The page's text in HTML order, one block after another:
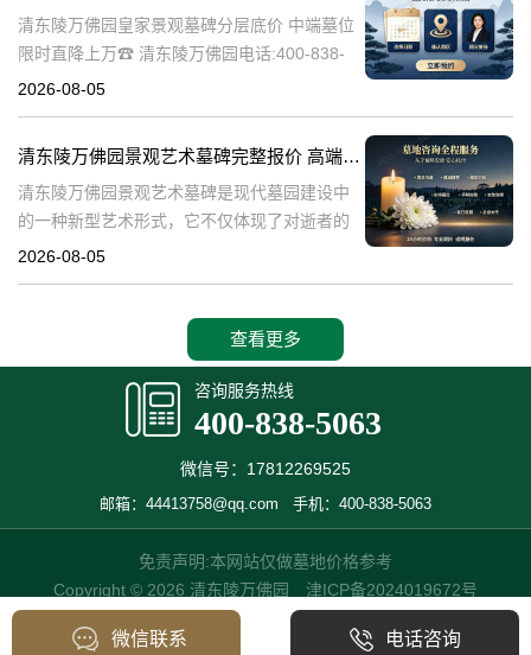
清东陵万佛园皇家景观墓碑分层底价 中端墓位
限时直降上万☎ 清东陵万佛园电话:400-838-
5063清东陵万佛园，作为中国历史上著名的皇
2026-08-05
清东陵万佛园景观艺术墓碑完整报价 高端墓型大额直降活动详解
清东陵万佛园景观艺术墓碑是现代墓园建设中
的一种新型艺术形式，它不仅体现了对逝者的
尊重和缅怀，更是一种文化艺术的传承。本文
2026-08-05
查看更多
咨询服务热线
400-838-5063
微信号：17812269525
邮箱：44413758@qq.com 手机：400-838-5063
免责声明:本网站仅做墓地价格参考
Copyright © 2026 清东陵万佛园 津ICP备2024019672号
微信联系 电话咨询